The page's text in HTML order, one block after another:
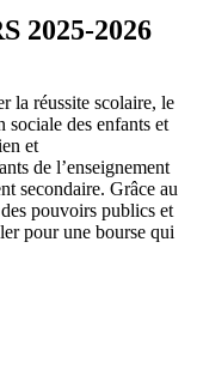
2025-2026
la réussite scolaire, le
sociale des enfants et
et
de l’enseignement
secondaire. Grâce au
pouvoirs publics et
pour une bourse qui